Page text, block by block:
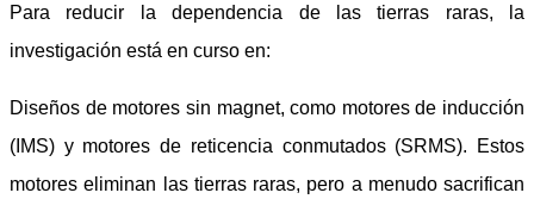
Para reducir la dependencia de las tierras raras, la
investigación está en curso en:
Diseños de motores sin magnet, como motores de inducción
(IMS) y motores de reticencia conmutados (SRMS). Estos
motores eliminan las tierras raras, pero a menudo sacrifican